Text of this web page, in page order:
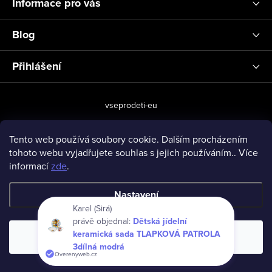
Tento web používá soubory cookie. Dalším procházením
tohoto webu vyjadřujete souhlas s jejich používáním.. Více
informacízde.
Nastavení
Souhlasím
Blog
Přihlášení
vseprodeti-eu
Copyright 2026www.vseprodeti.eu. Všechna práva vyhrazena.
Karel (Sirá)
právě objednal: Dětská jídelní
keramická sada TLAPKOVÁ PATROLA
3dílná modrá
Overenyweb.cz